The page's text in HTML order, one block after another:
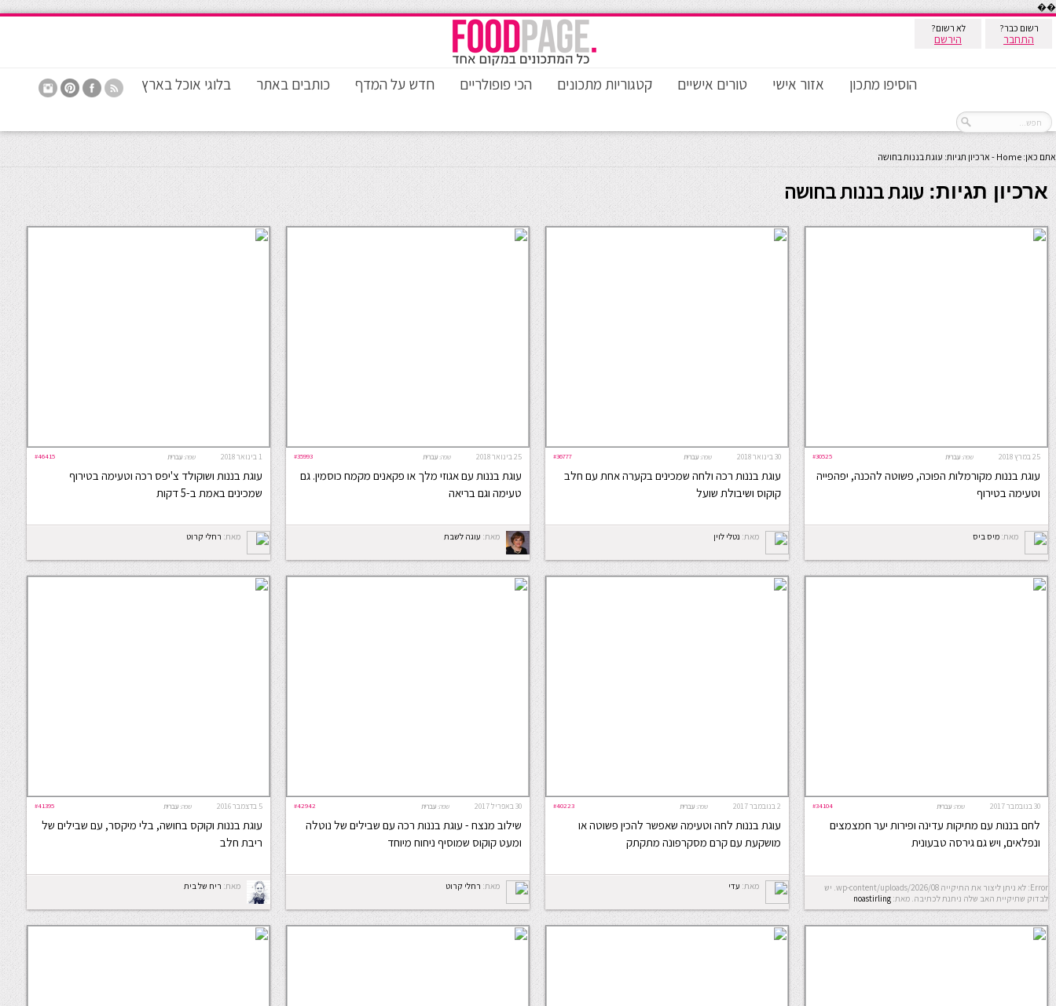
��
רשום כבר?
התחבר
לא רשום?
הירשם
הוסיפו מתכון אזור אישי טורים אישיים קטגוריות מתכונים הכי פופולריים חדש על המדף כותבים באתר בלוגי אוכל בארץ
אתם כאן: Home
- ארכיון תגיות: עוגת בננות בחושה
ארכיון תגיות:עוגת בננות בחושה
25 במרץ 2018 #30525 שפה: עברית
עוגת בננות מקורמלות הפוכה, פשוטה להכנה, יפהפייה
וטעימה בטירוף
מאת: מיס ביס
30 בינואר 2018 #36777 שפה: עברית
עוגת בננות רכה ולחה שמכינים בקערה אחת עם חלב
קוקוס ושיבולת שועל
מאת: נטלי לוין
25 בינואר 2018 #35993 שפה: עברית
עוגת בננות עם אגוזי מלך או פקאנים מקמח כוסמין. גם
טעימה וגם בריאה
מאת: עוגה לשבת
1 בינואר 2018 #46415 שפה: עברית
עוגת בננות ושוקולד צ'יפס רכה וטעימה בטירוף
שמכינים באמת ב-5 דקות
מאת: רחלי קרוט
30 בנובמבר 2017 #34104 שפה: עברית
לחם בננות עם מתיקות עדינה ופירות יער חמצמצים
ונפלאים, ויש גם גירסה טבעונית
Error: לא ניתן ליצור את התיקייה wp-content/uploads/2026/08. יש
לבדוק שתיקיית האב שלה ניתנת לכתיבה. מאת: noastirling
2 בנובמבר 2017 #40223 שפה: עברית
עוגת בננות לחה וטעימה שאפשר להכין פשוטה או
מושקעת עם קרם מסקרפונה מתקתק
מאת: עדי
30 באפריל 2017 #42942 שפה: עברית
שילוב מנצח - עוגת בננות רכה עם שבילים של נוטלה
ומעט קוקוס שמוסיף ניחוח מיוחד
מאת: רחלי קרוט
5 בדצמבר 2016 #41395 שפה: עברית
עוגת בננות וקוקס בחושה, בלי מיקסר, עם שבילים של
ריבת חלב
מאת: ריח של בית